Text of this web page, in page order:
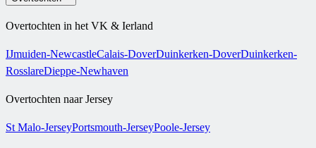
Overtochten in het VK & Ierland
IJmuiden-NewcastleCalais-DoverDuinkerken-DoverDuinkerken-
RosslareDieppe-Newhaven
Overtochten naar Jersey
St Malo-JerseyPortsmouth-JerseyPoole-Jersey